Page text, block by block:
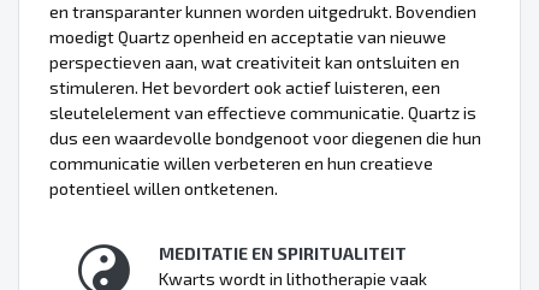
en transparanter kunnen worden uitgedrukt. Bovendien
moedigt Quartz openheid en acceptatie van nieuwe
perspectieven aan, wat creativiteit kan ontsluiten en
stimuleren. Het bevordert ook actief luisteren, een
sleutelelement van effectieve communicatie. Quartz is
dus een waardevolle bondgenoot voor diegenen die hun
communicatie willen verbeteren en hun creatieve
potentieel willen ontketenen.
MEDITATIE EN SPIRITUALITEIT
Kwarts wordt in lithotherapie vaak